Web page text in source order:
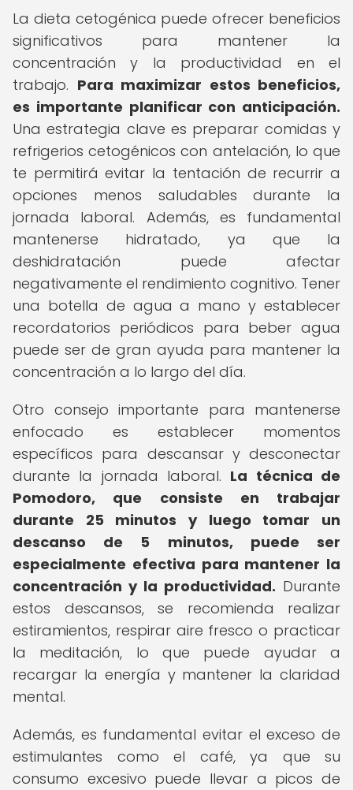
La dieta cetogénica puede ofrecer beneficios
significativos para mantener la
concentración y la productividad en el
trabajo. Para maximizar estos beneficios,
es importante planificar con anticipación.
Una estrategia clave es preparar comidas y
refrigerios cetogénicos con antelación, lo que
te permitirá evitar la tentación de recurrir a
opciones menos saludables durante la
jornada laboral. Además, es fundamental
mantenerse hidratado, ya que la
deshidratación puede afectar
negativamente el rendimiento cognitivo. Tener
una botella de agua a mano y establecer
recordatorios periódicos para beber agua
puede ser de gran ayuda para mantener la
concentración a lo largo del día.
Otro consejo importante para mantenerse
enfocado es establecer momentos
específicos para descansar y desconectar
durante la jornada laboral. La técnica de
Pomodoro, que consiste en trabajar
durante 25 minutos y luego tomar un
descanso de 5 minutos, puede ser
especialmente efectiva para mantener la
concentración y la productividad. Durante
estos descansos, se recomienda realizar
estiramientos, respirar aire fresco o practicar
la meditación, lo que puede ayudar a
recargar la energía y mantener la claridad
mental.
Además, es fundamental evitar el exceso de
estimulantes como el café, ya que su
consumo excesivo puede llevar a picos de